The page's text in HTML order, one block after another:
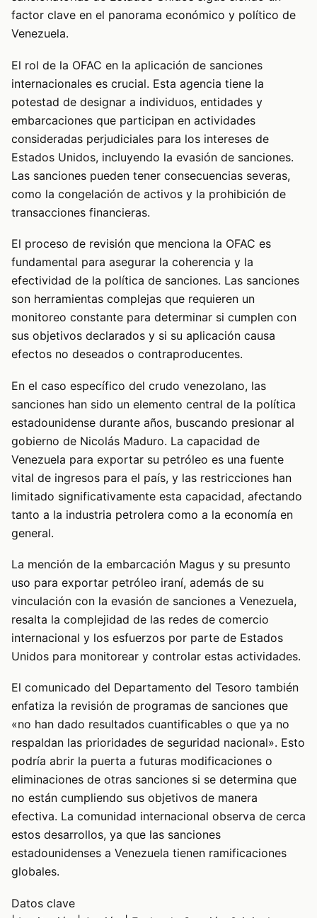
factor clave en el panorama económico y político de
Venezuela.
El rol de la OFAC en la aplicación de sanciones
internacionales es crucial. Esta agencia tiene la
potestad de designar a individuos, entidades y
embarcaciones que participan en actividades
consideradas perjudiciales para los intereses de
Estados Unidos, incluyendo la evasión de sanciones.
Las sanciones pueden tener consecuencias severas,
como la congelación de activos y la prohibición de
transacciones financieras.
El proceso de revisión que menciona la OFAC es
fundamental para asegurar la coherencia y la
efectividad de la política de sanciones. Las sanciones
son herramientas complejas que requieren un
monitoreo constante para determinar si cumplen con
sus objetivos declarados y si su aplicación causa
efectos no deseados o contraproducentes.
En el caso específico del crudo venezolano, las
sanciones han sido un elemento central de la política
estadounidense durante años, buscando presionar al
gobierno de Nicolás Maduro. La capacidad de
Venezuela para exportar su petróleo es una fuente
vital de ingresos para el país, y las restricciones han
limitado significativamente esta capacidad, afectando
tanto a la industria petrolera como a la economía en
general.
La mención de la embarcación Magus y su presunto
uso para exportar petróleo iraní, además de su
vinculación con la evasión de sanciones a Venezuela,
resalta la complejidad de las redes de comercio
internacional y los esfuerzos por parte de Estados
Unidos para monitorear y controlar estas actividades.
El comunicado del Departamento del Tesoro también
enfatiza la revisión de programas de sanciones que
«no han dado resultados cuantificables o que ya no
respaldan las prioridades de seguridad nacional». Esto
podría abrir la puerta a futuras modificaciones o
eliminaciones de otras sanciones si se determina que
no están cumpliendo sus objetivos de manera
efectiva. La comunidad internacional observa de cerca
estos desarrollos, ya que las sanciones
estadounidenses a Venezuela tienen ramificaciones
globales.
Datos clave